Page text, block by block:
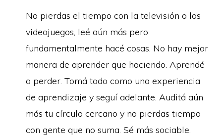
No pierdas el tiempo con la televisión o los
videojuegos, leé aún más pero
fundamentalmente hacé cosas. No hay mejor
manera de aprender que haciendo. Aprendé
a perder. Tomá todo como una experiencia
de aprendizaje y seguí adelante. Auditá aún
más tu círculo cercano y no pierdas tiempo
con gente que no suma. Sé más sociable.